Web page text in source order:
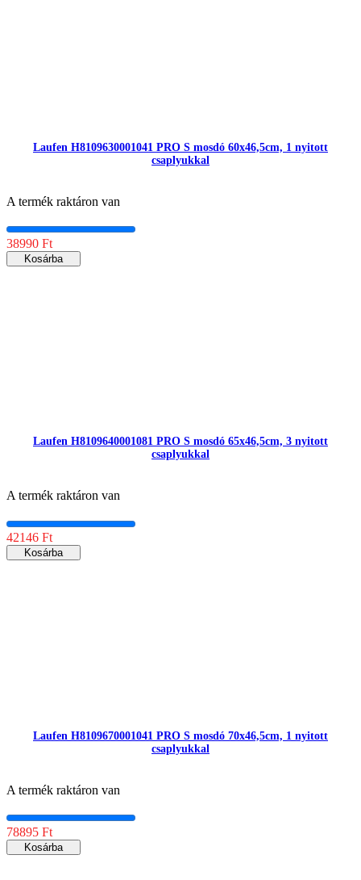
Laufen H8109630001041 PRO S mosdó 60x46,5cm, 1 nyitott
csaplyukkal
A termék raktáron van
38990 Ft
Kosárba
Laufen H8109640001081 PRO S mosdó 65x46,5cm, 3 nyitott
csaplyukkal
A termék raktáron van
42146 Ft
Kosárba
Laufen H8109670001041 PRO S mosdó 70x46,5cm, 1 nyitott
csaplyukkal
A termék raktáron van
78895 Ft
Kosárba